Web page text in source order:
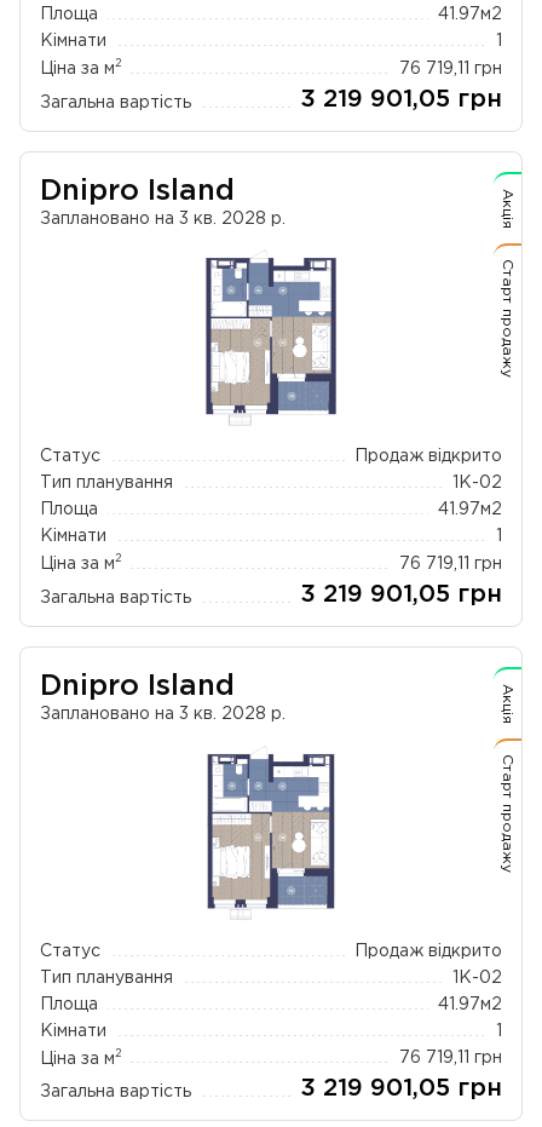
Площа 41.97 м2
Кімнати
Ціна за м 2 76 719,11 грн
Загальна вартість 3 219 901,05 грн
Dnipro Island
Заплановано на 3 кв. 2028 р.
Статус
Продаж відкрито
Тип планування
1К-02
Площа
41.97м2
Кімнати
Ціна за м 2 76 719,11 грн
Загальна вартість 3 219 901,05 грн
Акція
Старт продажу
Dnipro Island
Заплановано на 3 кв. 2028 р.
Статус
Продаж відкрито
Тип планування
1К-02
Площа
41.97м2
Кімнати
Ціна за м 2 76 719,11 грн
Загальна вартість 3 219 901,05 грн
Акція
Старт продажу